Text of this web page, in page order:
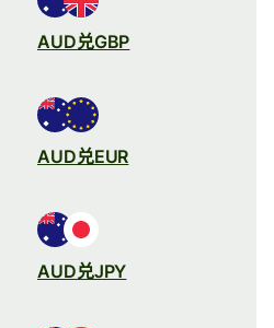
AUD兑GBP
AUD兑EUR
AUD兑JPY